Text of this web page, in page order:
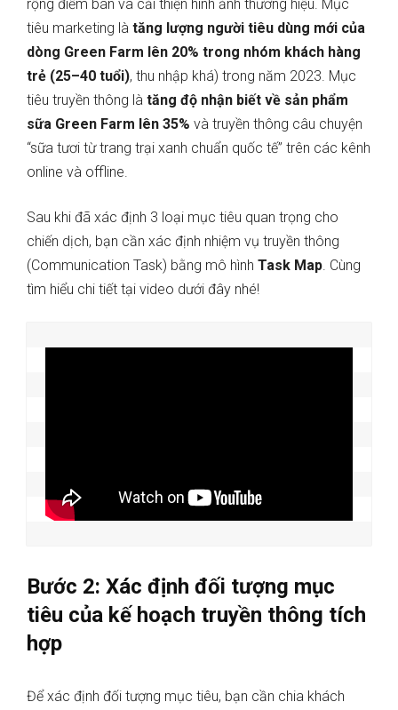
rộng điểm bán và cải thiện hình ảnh thương hiệu. Mục
tiêu marketing là tăng lượng người tiêu dùng mới của
dòng Green Farm lên 20% trong nhóm khách hàng
trẻ (25–40 tuổi), thu nhập khá) trong năm 2023. Mục
tiêu truyền thông là tăng độ nhận biết về sản phẩm
sữa Green Farm lên 35% và truyền thông câu chuyện
“sữa tươi từ trang trại xanh chuẩn quốc tế” trên các kênh
online và offline.
Sau khi đã xác định 3 loại mục tiêu quan trọng cho
chiến dịch, bạn cần xác định nhiệm vụ truyền thông
(Communication Task) bằng mô hình Task Map. Cùng
tìm hiểu chi tiết tại video dưới đây nhé!
Bước 2: Xác định đối tượng mục
tiêu của kế hoạch truyền thông tích
hợp
Để xác định đối tượng mục tiêu, bạn cần chia khách